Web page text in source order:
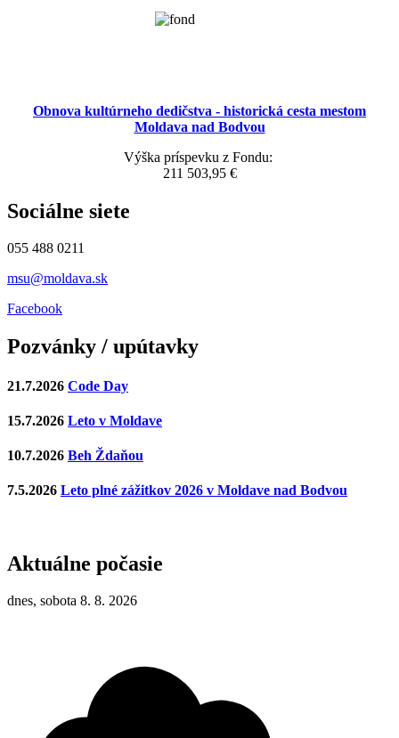
Obnova kultúrneho dedičstva - historická cesta mestom
Moldava nad Bodvou
Výška príspevku z Fondu:
211 503,95 €
Sociálne siete
055 488 0211
msu@moldava.sk
Facebook
Pozvánky / upútavky
21.7.2026 Code Day
15.7.2026 Leto v Moldave
10.7.2026 Beh Ždaňou
7.5.2026 Leto plné zážitkov 2026 v Moldave nad Bodvou
Aktuálne počasie
dnes, sobota 8. 8. 2026